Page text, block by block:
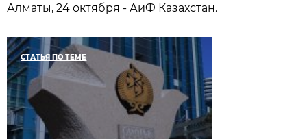
Алматы, 24 октября - АиФ Казахстан.
СТАТЬЯ ПО ТЕМЕ